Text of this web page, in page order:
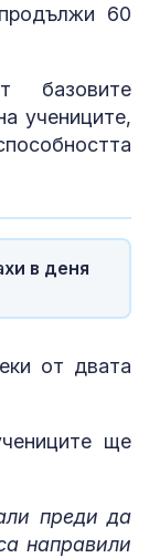
60
базовите
учениците,
в деня
от двата
ще
преди да
направили